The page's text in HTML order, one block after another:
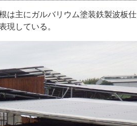
は主にガルバリウム塗装鉄製波板仕
現している。